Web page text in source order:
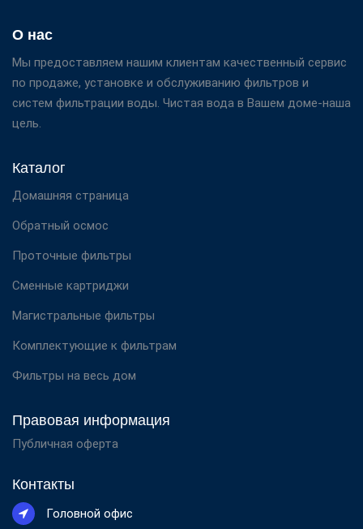
О нас
Мы предоставляем нашим клиентам качественный сервис
по продаже, установке и обслуживанию фильтров и
систем фильтрации воды. Чистая вода в Вашем доме-наша
цель.
Каталог
Домашняя страница
Обратный осмос
Проточные фильтры
Сменные картриджи
Магистральные фильтры
Комплектующие к фильтрам
Фильтры на весь дом
Правовая информация
Публичная оферта
Контакты
Головной офис